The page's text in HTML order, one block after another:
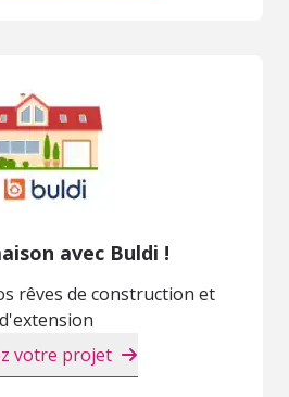
avec Buldi !
rêves de construction et
d'extension
votre projet